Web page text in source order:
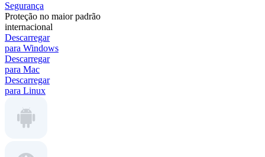
Segurança
Proteção no maior padrão
internacional
Descarregar
para Windows
Descarregar
para Mac
Descarregar
para Linux